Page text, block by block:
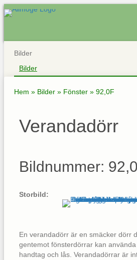
Bilder
Bilder
Hem » Bilder » Fönster » 92,0F
Verandadörr
Bildnummer:
Storbild:
En verandadörr är en smäcker dörr
gentemot fönsterdörrar kan använda
handtag och lås. Verandadörrar är